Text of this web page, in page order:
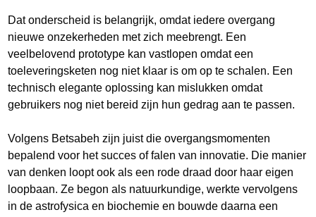
Dat onderscheid is belangrijk, omdat iedere overgang
nieuwe onzekerheden met zich meebrengt. Een
veelbelovend prototype kan vastlopen omdat een
toeleveringsketen nog niet klaar is om op te schalen. Een
technisch elegante oplossing kan mislukken omdat
gebruikers nog niet bereid zijn hun gedrag aan te passen.
Volgens Betsabeh zijn juist die overgangsmomenten
bepalend voor het succes of falen van innovatie. Die manier
van denken loopt ook als een rode draad door haar eigen
loopbaan. Ze begon als natuurkundige, werkte vervolgens
in de astrofysica en biochemie en bouwde daarna een